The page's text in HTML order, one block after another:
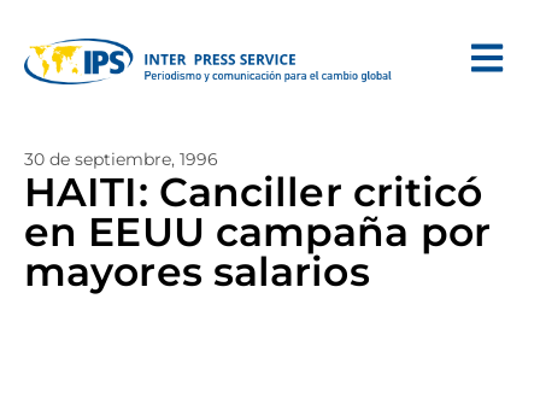
30 de septiembre, 1996
HAITI: Canciller criticó
en EEUU campaña por
mayores salarios